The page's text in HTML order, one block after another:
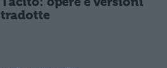
tradotte